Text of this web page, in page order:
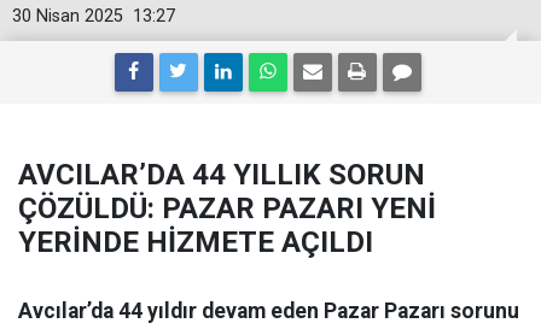
13:27
30 Nisan 2025
AVCILAR’DA 44 YILLIK SORUN
ÇÖZÜLDÜ: PAZAR PAZARI YENİ
YERİNDE HİZMETE AÇILDI
Avcılar’da 44 yıldır devam eden Pazar Pazarı sorunu